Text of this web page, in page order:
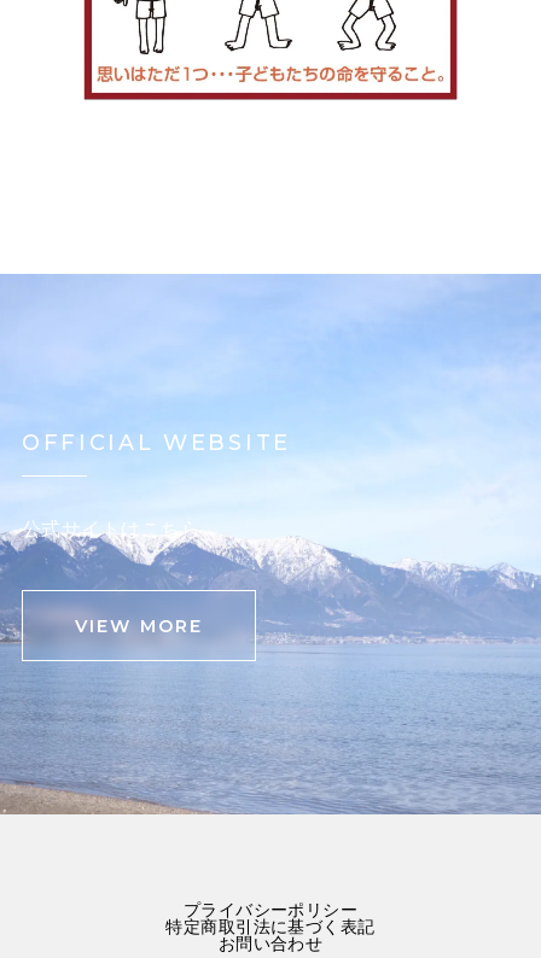
OFFICIAL WEBSITE
公式サイトはこちら
VIEW MORE
プライバシーポリシー
特定商取引法に基づく表記
お問い合わせ